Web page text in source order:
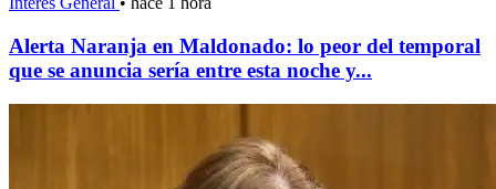
Alerta Naranja en Maldonado: lo peor del temporal
que se anuncia sería entre esta noche y...